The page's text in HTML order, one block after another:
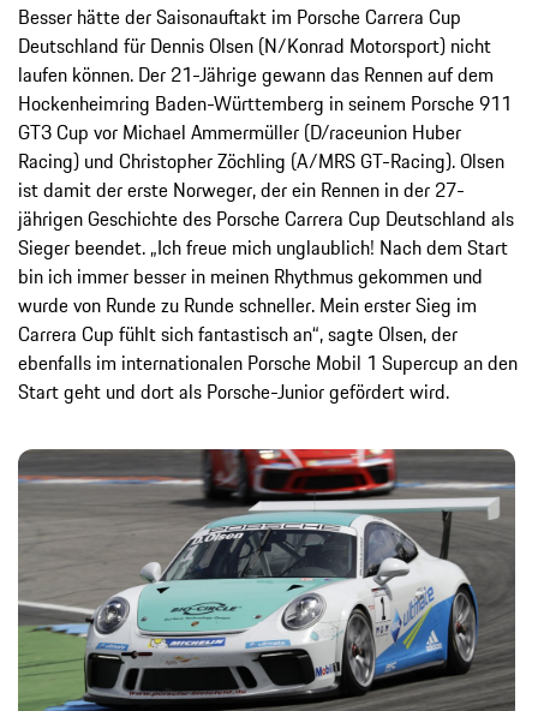
Besser hätte der Saisonauftakt im Porsche Carrera Cup
Deutschland für Dennis Olsen (N/Konrad Motorsport) nicht
laufen können. Der 21-Jährige gewann das Rennen auf dem
Hockenheimring Baden-Württemberg in seinem Porsche 911
GT3 Cup vor Michael Ammermüller (D/raceunion Huber
Racing) und Christopher Zöchling (A/MRS GT-Racing). Olsen
ist damit der erste Norweger, der ein Rennen in der 27-
jährigen Geschichte des Porsche Carrera Cup Deutschland als
Sieger beendet. „Ich freue mich unglaublich! Nach dem Start
bin ich immer besser in meinen Rhythmus gekommen und
wurde von Runde zu Runde schneller. Mein erster Sieg im
Carrera Cup fühlt sich fantastisch an“, sagte Olsen, der
ebenfalls im internationalen Porsche Mobil 1 Supercup an den
Start geht und dort als Porsche-Junior gefördert wird.